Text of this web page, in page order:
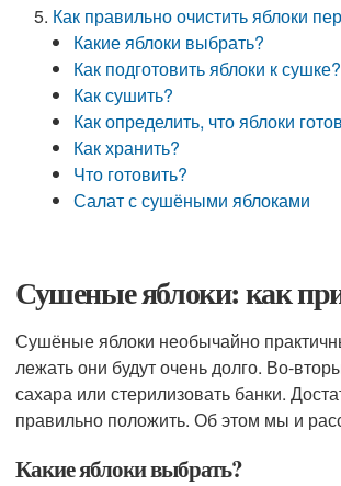
Как правильно очистить яблоки
Какие яблоки выбрать?
Как подготовить яблоки к сушке?
Как сушить?
Как определить, что яблоки
Как хранить?
Что готовить?
Салат с сушёными яблоками
Сушеные яблоки: как
Сушёные яблоки необычайно
лежать они будут очень долго. Во-
сахара или стерилизовать банки.
правильно положить. Об этом мы и
Какие яблоки выбрать?